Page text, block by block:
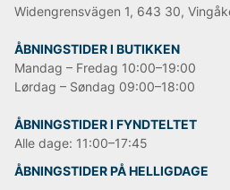
Widengrensvägen 1, 643 30,
ÅBNINGSTIDER I BUTIKKEN
Mandag – Fredag 10:00–19:00
Lørdag – Søndag 09:00–18:00
ÅBNINGSTIDER I FYNDTELTET
Alle dage: 11:00–17:45
ÅBNINGSTIDER PÅ HELLIGDAGE